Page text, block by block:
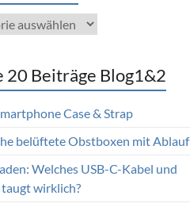
20 Beiträge Blog1&2
Case & Strap
belüftete Obstboxen mit Ablauf
Welches USB-C-Kabel und
wirklich?